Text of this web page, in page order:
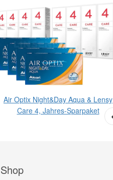
Air Optix Night&Day Aqua & Lensy
Care 4, Jahres-Sparpaket
Shop